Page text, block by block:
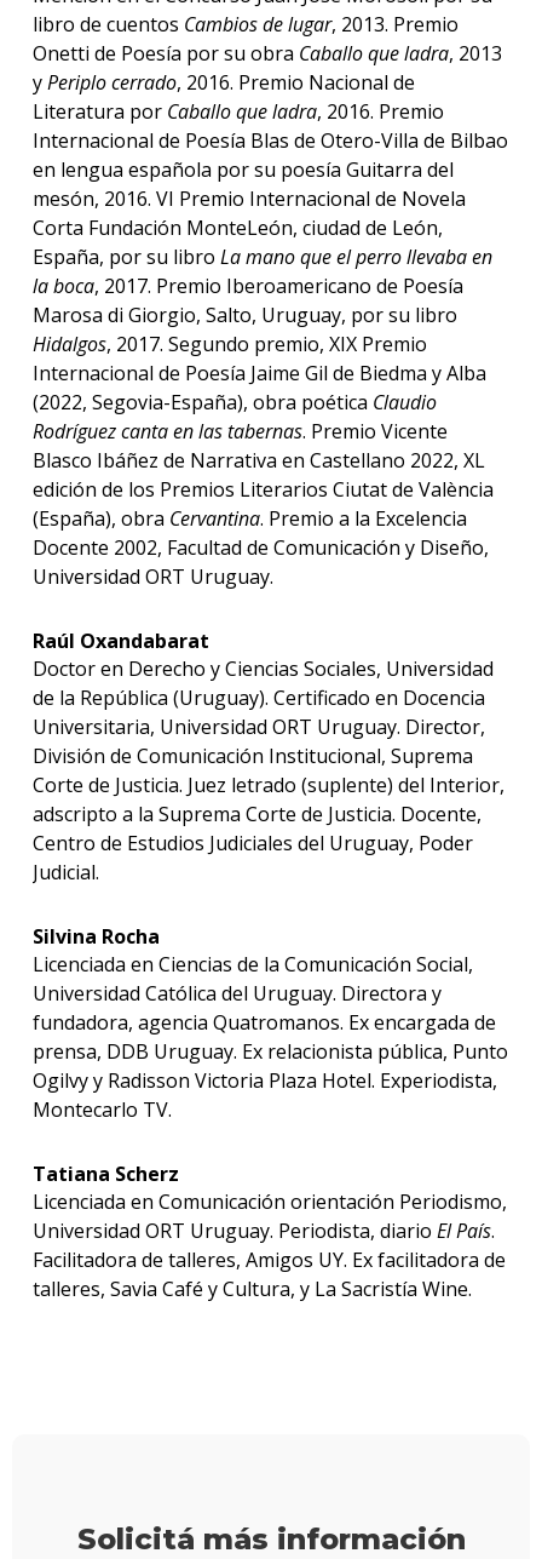
libro de cuentos Cambios de lugar, 2013. Premio
Onetti de Poesía por su obra Caballo que ladra, 2013
yPeriplo cerrado, 2016. Premio Nacional de
Literatura por Caballo que ladra, 2016. Premio
Internacional de Poesía Blas de Otero-Villa de Bilbao
en lengua española por su poesía Guitarra del
mesón, 2016. VI Premio Internacional de Novela
Corta Fundación MonteLeón, ciudad de León,
España, por su libro La mano que el perro llevaba en
la boca, 2017. Premio Iberoamericano de Poesía
Marosa di Giorgio, Salto, Uruguay, por su libro
Hidalgos, 2017. Segundo premio, XIX Premio
Internacional de Poesía Jaime Gil de Biedma y Alba
(2022, Segovia-España), obra poética Claudio
Rodríguez canta en las tabernas. Premio Vicente
Blasco Ibáñez de Narrativa en Castellano 2022, XL
edición de los Premios Literarios Ciutat de València
(España), obra Cervantina. Premio a la Excelencia
Docente 2002, Facultad de Comunicación y Diseño,
Universidad ORT Uruguay.
Raúl Oxandabarat
Doctor en Derecho y Ciencias Sociales, Universidad
de la República (Uruguay). Certificado en Docencia
Universitaria, Universidad ORT Uruguay. Director,
División de Comunicación Institucional, Suprema
Corte de Justicia. Juez letrado (suplente) del Interior,
adscripto a la Suprema Corte de Justicia. Docente,
Centro de Estudios Judiciales del Uruguay, Poder
Judicial.
Silvina Rocha
Licenciada en Ciencias de la Comunicación Social,
Universidad Católica del Uruguay. Directora y
fundadora, agencia Quatromanos. Ex encargada de
prensa, DDB Uruguay. Ex relacionista pública, Punto
Ogilvy y Radisson Victoria Plaza Hotel. Experiodista,
Montecarlo TV.
Tatiana Scherz
Licenciada en Comunicación orientación Periodismo,
Universidad ORT Uruguay. Periodista, diario El País.
Facilitadora de talleres, Amigos UY. Ex facilitadora de
talleres, Savia Café y Cultura, y La Sacristía Wine.
Solicitá más información